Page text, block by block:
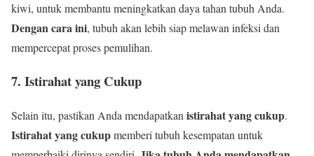
kiwi, untuk membantu meningkatkan daya tahan tubuh Anda.
Dengan cara ini, tubuh akan lebih siap melawan infeksi dan
mempercepat proses pemulihan.
7. Istirahat yang Cukup
Selain itu, pastikan Anda mendapatkan istirahat yang cukup.
Istirahat yang cukupmemberi tubuh kesempatan untuk